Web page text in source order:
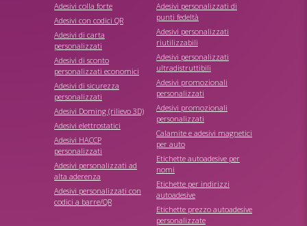
Adesivi colla forte
Adesivi con codici QR
Adesivi di carta
personalizzati
Adesivi di sconto
personalizzati economici
Adesivi di sicurezza
personalizzati
Adesivi Doming (rilievo 3D)
Adesivi elettrostatici
Adesivi HACCP
personalizzati
Adesivi personalizzati ad
alta aderenza
Adesivi personalizzati con
codici a barre/QR
Adesivi personalizzati di
punti fedeltà
Adesivi personalizzati
riutilizzabili
Adesivi personalizzati
ultradistruttibili
Adesivi promozionali
personalizzati
Adesivi promozionali
personalizzati
Calamite e adesivi magnetici
per auto
Etichette autoadesive per
nomi
Etichette per indirizzi
autoadesive
Etichette prezzo autoadesive
personalizzate